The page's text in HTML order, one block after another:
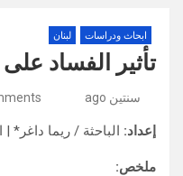
ابحاث ودراسات لبنان
تأثير الفساد على
سنتين ago
إعداد: الباحثة / ريما داغر* |
ملخص: